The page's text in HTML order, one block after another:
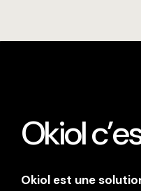
Okiol
Okiol est une